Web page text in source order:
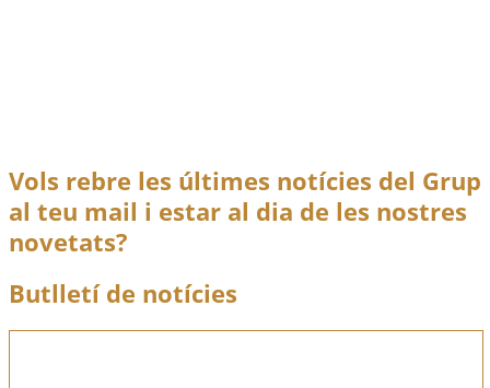
llegar a Francia
Llegir més
Vols rebre les últimes notícies del Grup
al teu mail i estar al dia de les nostres
novetats?
Butlletí de notícies